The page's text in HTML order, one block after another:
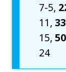
7-5,
11,
15,
24